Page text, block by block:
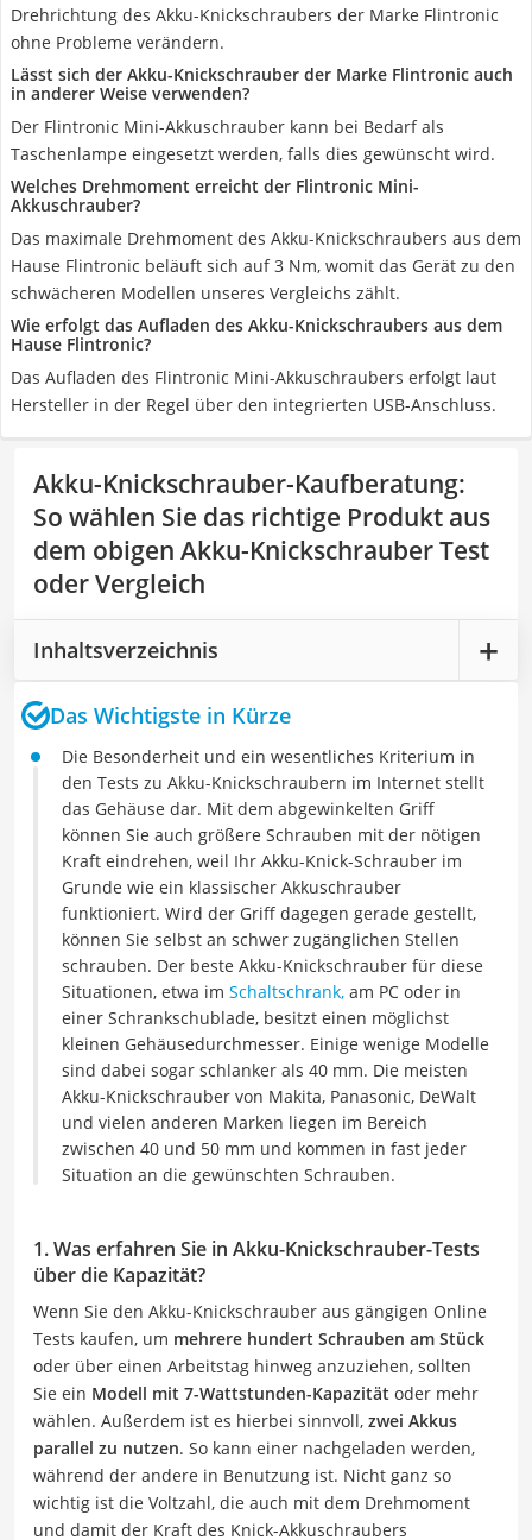
Drehrichtung des Akku-Knickschraubers der Marke Flintronic
ohne Probleme verändern.
Lässt sich der Akku-Knickschrauber der Marke Flintronic auch
in anderer Weise verwenden?
Der Flintronic Mini-Akkuschrauber kann bei Bedarf als
Taschenlampe eingesetzt werden, falls dies gewünscht wird.
Welches Drehmoment erreicht der Flintronic Mini-
Akkuschrauber?
Das maximale Drehmoment des Akku-Knickschraubers aus dem
Hause Flintronic beläuft sich auf 3 Nm, womit das Gerät zu den
schwächeren Modellen unseres Vergleichs zählt.
Wie erfolgt das Aufladen des Akku-Knickschraubers aus dem
Hause Flintronic?
Das Aufladen des Flintronic Mini-Akkuschraubers erfolgt laut
Hersteller in der Regel über den integrierten USB-Anschluss.
Akku-Knickschrauber-Kaufberatung:
So wählen Sie das richtige Produkt aus
dem obigen Akku-Knickschrauber Test
oder Vergleich
Inhaltsverzeichnis
Das Wichtigste in Kürze
Die Besonderheit und ein wesentliches Kriterium in
den Tests zu Akku-Knickschraubern im Internet stellt
das Gehäuse dar. Mit dem abgewinkelten Griff
können Sie auch größere Schrauben mit der nötigen
Kraft eindrehen, weil Ihr Akku-Knick-Schrauber im
Grunde wie ein klassischer Akkuschrauber
funktioniert. Wird der Griff dagegen gerade gestellt,
können Sie selbst an schwer zugänglichen Stellen
schrauben. Der beste Akku-Knickschrauber für diese
Situationen, etwa im Schaltschrank, am PC oder in
einer Schrankschublade, besitzt einen möglichst
kleinen Gehäusedurchmesser. Einige wenige Modelle
sind dabei sogar schlanker als 40 mm. Die meisten
Akku-Knickschrauber von Makita, Panasonic, DeWalt
und vielen anderen Marken liegen im Bereich
zwischen 40 und 50 mm und kommen in fast jeder
Situation an die gewünschten Schrauben.
1. Was erfahren Sie in Akku-Knickschrauber-Tests
über die Kapazität?
Wenn Sie den Akku-Knickschrauber aus gängigen Online
Tests kaufen, um mehrere hundert Schrauben am Stück
oder über einen Arbeitstag hinweg anzuziehen, sollten
Sie ein Modell mit 7-Wattstunden-Kapazität oder mehr
wählen. Außerdem ist es hierbei sinnvoll, zwei Akkus
parallel zu nutzen. So kann einer nachgeladen werden,
während der andere in Benutzung ist. Nicht ganz so
wichtig ist die Voltzahl, die auch mit dem Drehmoment
und damit der Kraft des Knick-Akkuschraubers